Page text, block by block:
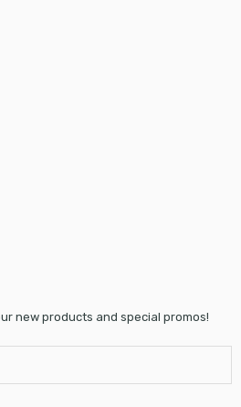
new products and special promos!